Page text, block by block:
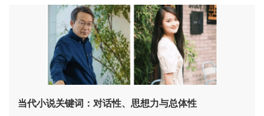
当代小说关键词：对话性、思想力与总体性